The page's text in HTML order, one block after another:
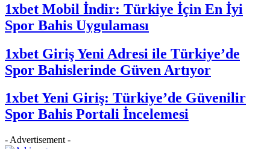
1xbet Mobil İndir: Türkiye İçin En İyi
Spor Bahis Uygulaması
1xbet Giriş Yeni Adresi ile Türkiye’de
Spor Bahislerinde Güven Artıyor
1xbet Yeni Giriş: Türkiye’de Güvenilir
Spor Bahis Portali İncelemesi
- Advertisement -